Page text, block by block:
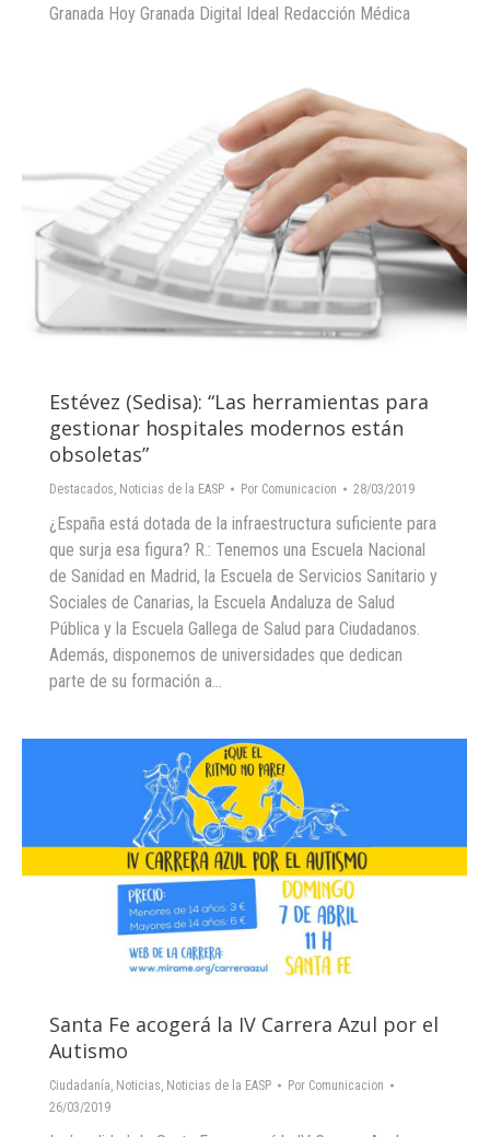
Granada Hoy Granada Digital Ideal Redacción Médica
Estévez (Sedisa): “Las herramientas para
gestionar hospitales modernos están
obsoletas”
Destacados, Noticias de la EASP Por Comunicacion 28/03/2019
¿España está dotada de la infraestructura suficiente para
que surja esa figura? R.: Tenemos una Escuela Nacional
de Sanidad en Madrid, la Escuela de Servicios Sanitario y
Sociales de Canarias, la Escuela Andaluza de Salud
Pública y la Escuela Gallega de Salud para Ciudadanos.
Además, disponemos de universidades que dedican
parte de su formación a…
Santa Fe acogerá la IV Carrera Azul por el
Autismo
Ciudadanía, Noticias, Noticias de la EASP Por Comunicacion
26/03/2019